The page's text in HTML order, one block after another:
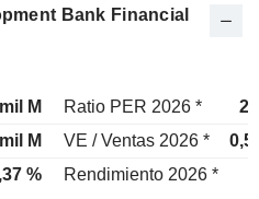
Bank Financial
M Ratio PER 2026 *
M VE / Ventas 2026 *
% Rendimiento 2026 *